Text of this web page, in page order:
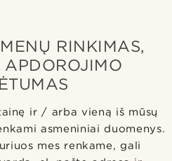
RINKIMAS,
APDOROJIMO
ir / arba vieną iš mūsų
asmeniniai duomenys.
mes renkame, gali